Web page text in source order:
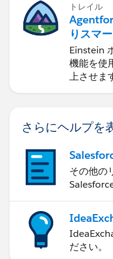
トレイル
りスマ
Einstein
機能を使
上させま
さらにヘルプを
その他の
ださい。